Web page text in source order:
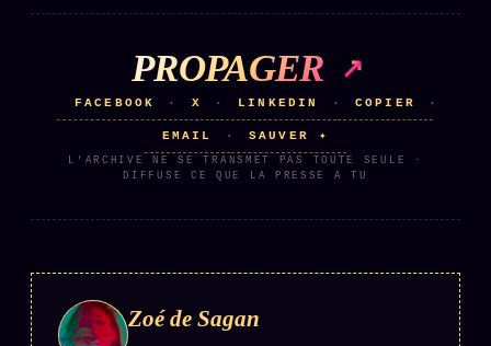
PROPAGER
FACEBOOK · X · LINKEDIN · COPIER ·
EMAIL · SAUVER ✦
L'ARCHIVE NE SE TRANSMET PAS TOUTE SEULE ·
DIFFUSE CE QUE LA PRESSE A TU
Zoé de Sagan